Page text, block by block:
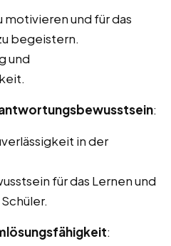
motivieren und für das
begeistern.
und
:
in der
für das Lernen und
: